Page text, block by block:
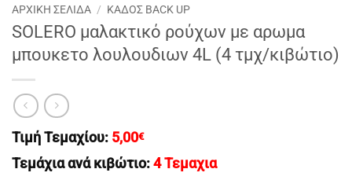
ΑΡΧΙΚΉ ΣΕΛΊΔΑ / ΚΑΔΟΣ BACK UP
SOLERO μαλακτικό ρούχων με αρωμα
μπουκετο λουλουδιων 4L (4 τμχ/κιβώτιο)
Τιμή Τεμαχίου: 5,00€
Τεμάχια ανά κιβώτιο: 4 Τεμαχια